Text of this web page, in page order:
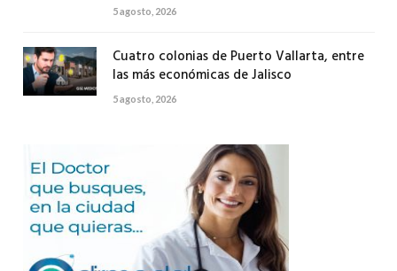
5 agosto, 2026
Cuatro colonias de Puerto Vallarta, entre
las más económicas de Jalisco
5 agosto, 2026